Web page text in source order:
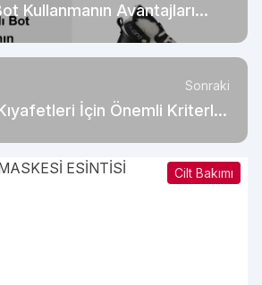
Kullanmanın Avantajları
Sonraki
İçin Önemli Kriterler
Cilt Bakımı